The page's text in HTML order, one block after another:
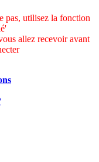
pas, utilisez la fonction
allez recevoir avant